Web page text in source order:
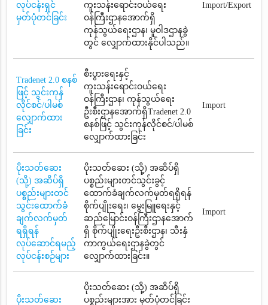
လုပ်ငန်းရှင်
မှတ်ပုံတင်ခြင်း
ကူးသန်းရောင်းဝယ်ရေး
ဝန်ကြီးဌာနအောက်ရှိ
ကုန်သွယ်ရေးဌာန၊ မူဝါဒဌာနခွဲ
တွင် လျှောက်ထားနိုင်ပါသည်။
Import/Export
Tradenet 2.0 စနစ်
ဖြင့် သွင်းကုန်
လိုင်စင်/ပါမစ်
လျှောက်ထား
ခြင်း
စီးပွားရေးနှင့်
ကူးသန်းရောင်းဝယ်ရေး
ဝန်ကြီးဌာန၊ ကုန်သွယ်ရေး
ဦးစီးဌာနအောက်ရှိTradenet 2.0
စနစ်ဖြင့် သွင်းကုန်လိုင်စင်/ပါမစ်
လျှောက်ထားခြင်း
Import
ပိုးသတ်ဆေး
(သို့) အဆိပ်ရှိ
ပစ္စည်းများတင်
သွင်းထောက်ခံ
ချက်လက်မှတ်
ရရှိရန်
လုပ်ဆောင်ရမည့်
လုပ်ငန်းစဉ်များ
ပိုးသတ်ဆေး (သို့) အဆိပ်ရှိ
ပစ္စည်းများတင်သွင်းခွင့်
ထောက်ခံချက်လက်မှတ်ရရှိရန်
စိုက်ပျိုးရေး၊ မွေးမြူရေးနှင့်
ဆည်မြောင်းဝန်ကြီးဌာနအောက်
ရှိ စိုက်ပျိုးရေးဦးစီးဌာန၊ သီးနှံ
ကာကွယ်ရေးဌာနခွဲတွင်
လျှောက်ထားခြင်း။
Import
ပိုးသတ်ဆေး
ပိုးသတ်ဆေး (သို့) အဆိပ်ရှိ
ပစ္စည်းများအား မှတ်ပုံတင်ခြင်း